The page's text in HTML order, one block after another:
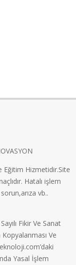
Eğitim Hizmetidir.Site
Hatalı işlem
vb..
Fikir Ve Sanat
Ve
Yasal İşlem